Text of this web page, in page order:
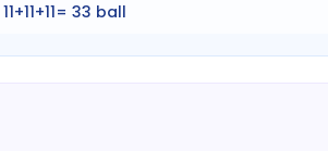
11+11+11= 33 ball